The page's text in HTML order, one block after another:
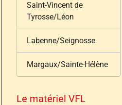
Saint-Vincent de
Tyrosse/Léon
Labenne/Seignosse
Margaux/Sainte-Hélène
Le matériel VFL